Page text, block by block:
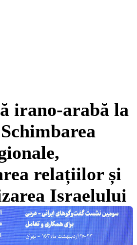
irano-arabă la
relațiilor și
Israelului